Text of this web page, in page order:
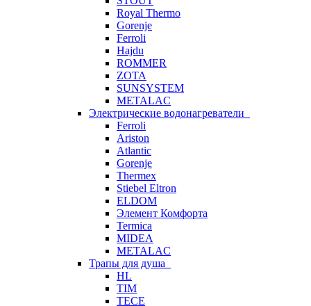
Royal Thermo
Gorenje
Ferroli
Hajdu
ROMMER
ZOTA
SUNSYSTEM
METALAC
Электрические водонагреватели
Ferroli
Ariston
Atlantic
Gorenje
Thermex
Stiebel Eltron
ELDOM
Элемент Комфорта
Termica
MIDEA
METALAC
Трапы для душа
HL
TIM
TECE